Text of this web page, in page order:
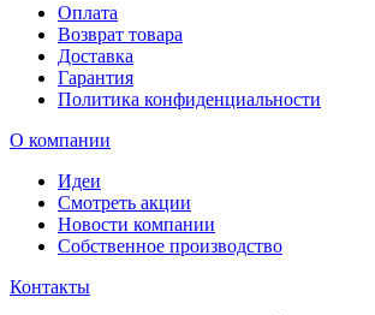
Оплата
Возврат товара
Доставка
Гарантия
Политика конфиденциальности
О компании
Идеи
Смотреть акции
Новости компании
Собственное производство
Контакты